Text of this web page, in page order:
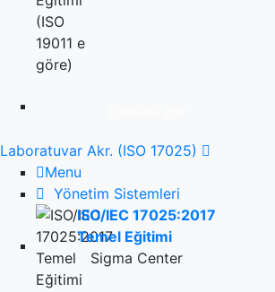
Laboratuvar Akr. (ISO 17025)
Menu
Yönetim Sistemleri
ISO/IEC 17025:2017
Temel Eğitimi
Sigma Center